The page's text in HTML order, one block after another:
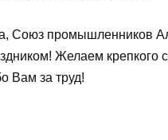
Союз промышленников
Желаем крепкого
Вам за труд!